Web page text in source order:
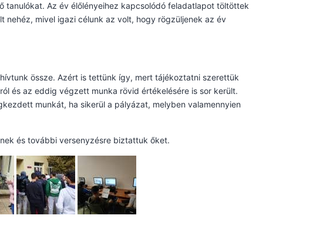
Az év élőlényeihez kapcsolódó feladatlapot töltöttek
nehéz, mivel igazi célunk az volt, hogy rögzüljenek az év
össze. Azért is tettünk így, mert tájékoztatni szerettük
és az eddig végzett munka rövid értékelésére is sor került.
munkát, ha sikerül a pályázat, melyben valamennyien
és további versenyzésre biztattuk őket.